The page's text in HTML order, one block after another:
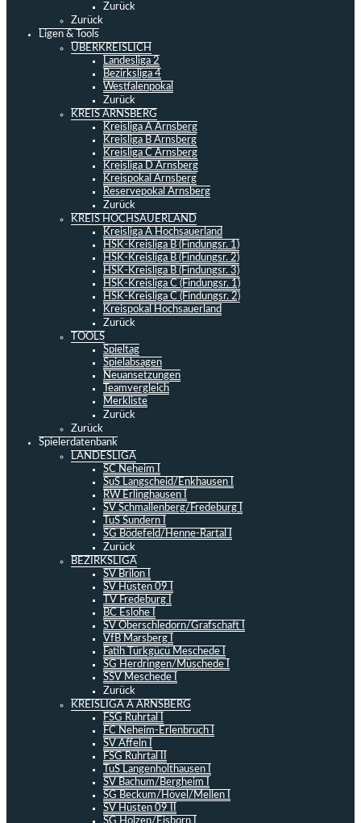
Zurück
Zurück
Ligen & Tools
ÜBERKREISLICH
Landesliga 2
Bezirksliga 4
Westfalenpokal
Zurück
KREIS ARNSBERG
Kreisliga A Arnsberg
Kreisliga B Arnsberg
Kreisliga C Arnsberg
Kreisliga D Arnsberg
Kreispokal Arnsberg
Reservepokal Arnsberg
Zurück
KREIS HOCHSAUERLAND
Kreisliga A Hochsauerland
HSK-Kreisliga B (Findungsr. 1)
HSK-Kreisliga B (Findungsr. 2)
HSK-Kreisliga B (Findungsr. 3)
HSK-Kreisliga C (Findungsr. 1)
HSK-Kreisliga C (Findungsr. 2)
Kreispokal Hochsauerland
Zurück
TOOLS
Spieltag
Spielabsagen
Neuansetzungen
Teamvergleich
Merkliste
Zurück
Zurück
Spielerdatenbank
LANDESLIGA
SC Neheim I
SuS Langscheid/Enkhausen I
RW Erlinghausen I
SV Schmallenberg/Fredeburg I
TuS Sundern I
SG Bödefeld/Henne-Rartal I
Zurück
BEZIRKSLIGA
SV Brilon I
SV Hüsten 09 I
TV Fredeburg I
BC Eslohe I
SV Oberschledorn/Grafschaft I
VfB Marsberg I
Fatih Türkgücü Meschede I
SG Herdringen/Müschede I
SSV Meschede I
Zurück
KREISLIGA A ARNSBERG
FSG Ruhrtal I
FC Neheim-Erlenbruch I
SV Affeln I
FSG Ruhrtal II
TuS Langenholthausen I
SV Bachum/Bergheim I
SG Beckum/Hövel/Mellen I
SV Hüsten 09 II
SG Holzen/Eisborn I